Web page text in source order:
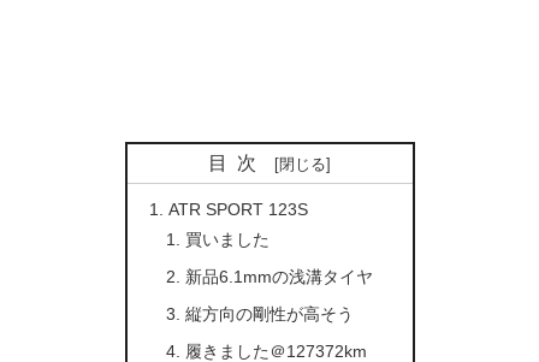
目次
ATR SPORT 123S
買いました
新品6.1mmの浅溝タイヤ
縦方向の剛性が高そう
履きました＠127372km